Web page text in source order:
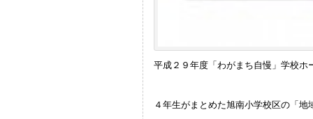
平成２９年度「わがまち自慢」学校
４年生がまとめた旭南小学校区の「